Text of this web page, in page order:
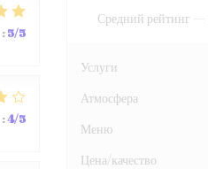
:5/5
:4/5
Средний рейтинг —
Услуги
Атмосфера
Меню
Цена/качество